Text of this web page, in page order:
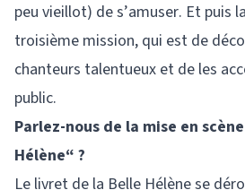
peu vieillot) de s’amuser. Et puis
troisième mission, qui est de
chanteurs talentueux et de les
public.
Parlez-nous de la mise en
Hélène“ ?
Le livret de la Belle Hélène se